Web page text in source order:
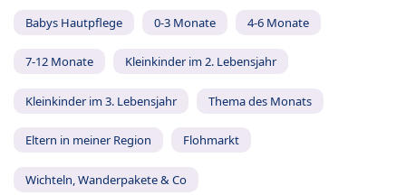
Babys Hautpflege 0-3 Monate 4-6 Monate
7-12 Monate Kleinkinder im 2. Lebensjahr
Kleinkinder im 3. Lebensjahr Thema des Monats
Eltern in meiner Region Flohmarkt
Wichteln, Wanderpakete & Co